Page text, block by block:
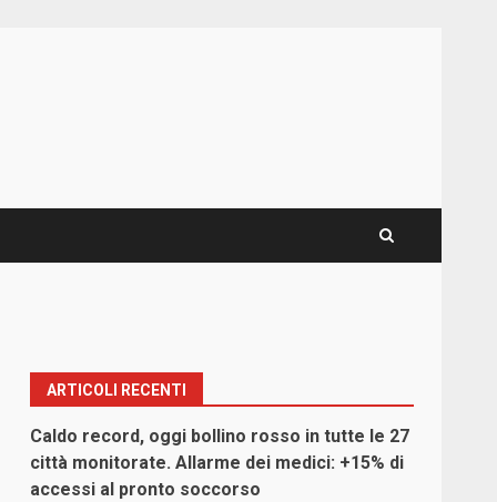
ARTICOLI RECENTI
Caldo record, oggi bollino rosso in tutte le 27
città monitorate. Allarme dei medici: +15% di
accessi al pronto soccorso